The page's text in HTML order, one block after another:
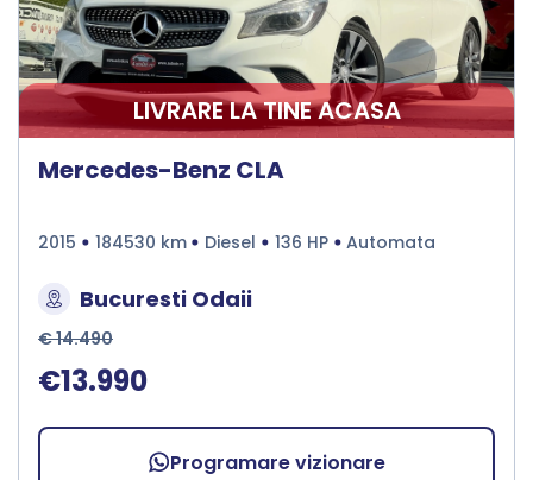
LIVRARE LA TINE ACASA
Mercedes-Benz CLA
2015 184530 km Diesel 136 HP Automata
Bucuresti Odaii
€ 14.490
€13.990
Programare vizionare